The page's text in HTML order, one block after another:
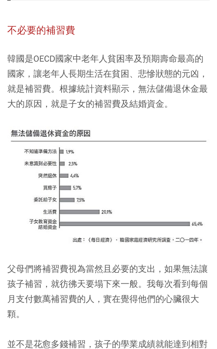
不必要的補習費
韓國是OECD國家中老年人貧困率及預期壽命最高的
國家，讓老年人長期生活在貧困、悲慘狀態的元凶，
就是補習費。根據統計資料顯示，無法儲備退休金最
大的原因，就是子女的補習費及結婚資金。
父母們將補習費視為當然且必要的支出，如果無法讓
孩子補習，就彷彿天要塌下來一般。我每次看到每個
月支付數萬補習費的人，實在覺得他們的心臟很大
顆。
並不是花愈多錢補習，孩子的學業成績就能達到相對